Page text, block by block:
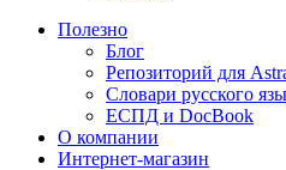
Полезно
Блог
Репозиторий для
Словари русского
ЕСПД и DocBook
О компании
Интернет-магазин